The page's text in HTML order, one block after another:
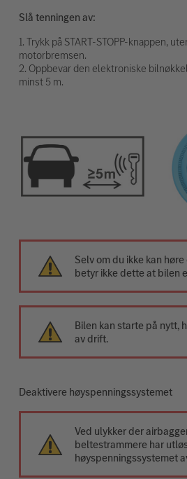
Slå tenningen av:
1. Trykk på START-STOPP-knappen,
motorbremsen.
2. Oppbevar den elektroniske
minst 5 m.
Selv om du ikke kan
betyr ikke dette at bilen
Bilen kan starte på nytt,
av drift.
Deaktivere høyspenningssystemet
Ved ulykker der
beltestrammere har
høyspenningssystemet